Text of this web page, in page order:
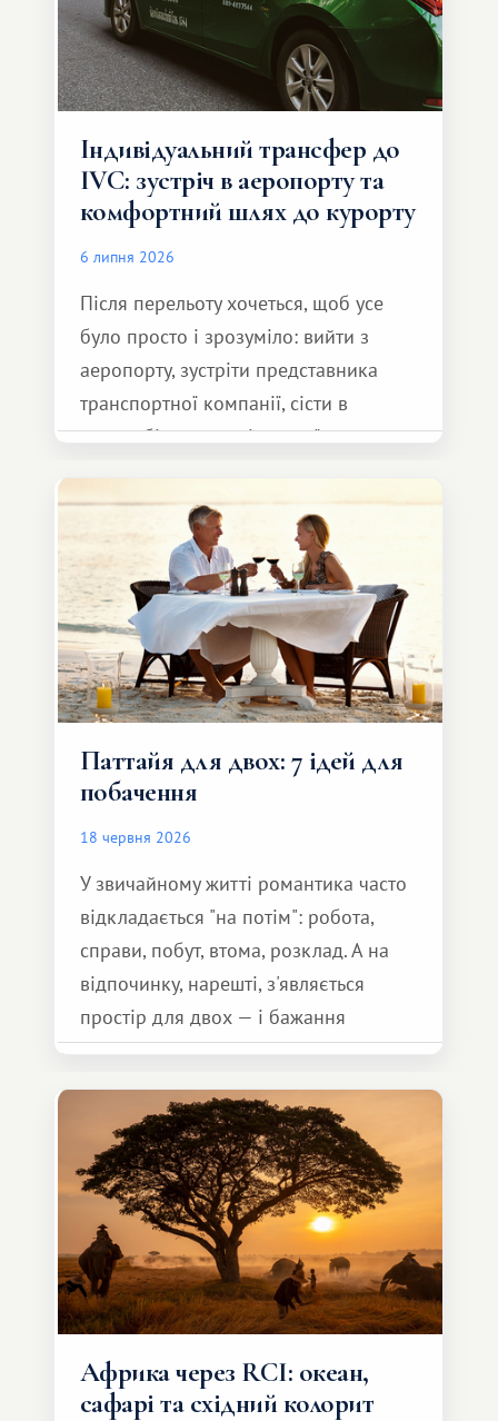
Індивідуальний трансфер до
IVC: зустріч в аеропорту та
комфортний шлях до курорту
6 липня 2026
Після перельоту хочеться, щоб усе
було просто і зрозуміло: вийти з
аеропорту, зустріти представника
транспортної компанії, сісти в
автомобіль та спокійно доїхати до
Паттайя для двох: 7 ідей для
побачення
18 червня 2026
У звичайному житті романтика часто
відкладається "на потім": робота,
справи, побут, втома, розклад. А на
відпочинку, нарешті, з'являється
простір для двох — і бажання
зробити для близької людини щось
особливе. Не обов'язково масштабне,
але тепле і незабутнє :)
Африка через RCI: океан,
сафарі та східний колорит